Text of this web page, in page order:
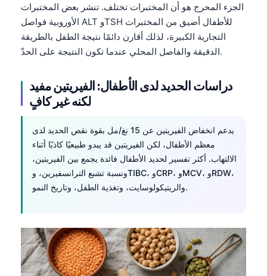
الجزء المحرج هو أن المختبرات تختلف. تنشر بعض المختبرات
الأوروبية فواصل ALT وTSH للأطفال أضيق من المختبرات
التجارية الكبيرة، لذلك أقارن دائمًا نتيجة الطفل بالطريقة
الدقيقة والفاصل المحلي عندما تكون النتيجة على الحدّ.
دراسات الحديد لدى الأطفال: الفيريتين مفيد
لكنه غير كافٍ
يدعم انخفاض الفيريتين عن 15 نغ/مل بقوة نقص الحديد لدى
معظم الأطفال، لكن الفيريتين قد يبدو طبيعيًا كاذبًا أثناء
الالتهاب. أكثر تفسير لحديد الأطفال فائدة يجمع بين الفيريتين،
ونسبة تشبع الترانسفيرين، وTIBC، وCRP، وMCV، وRDW،
والريتيكولوسايت، وتغذية الطفل، وتاريخ النمو.
Latviešu valoda
Македонски јазик
Euskara
Occitan
العربية المغربية
Монгол
Basa Jawa
ئۇيغۇرچە
Кыргызча
Татар теле